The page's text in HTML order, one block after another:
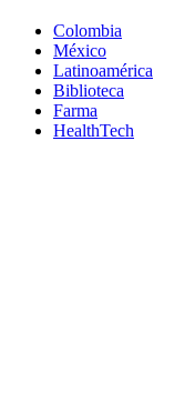
Colombia
México
Latinoamérica
Biblioteca
Farma
HealthTech